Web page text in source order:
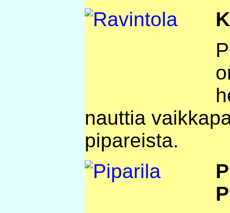
nauttia
pipareista.